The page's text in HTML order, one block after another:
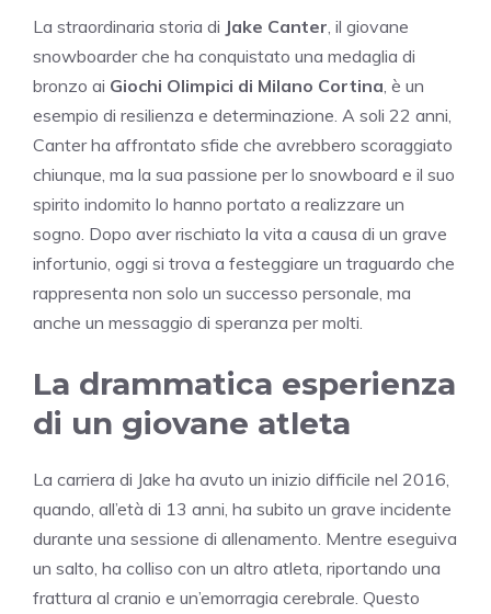
La straordinaria storia di Jake Canter , il giovane
snowboarder che ha conquistato una medaglia di
bronzo ai Giochi Olimpici di Milano Cortina , è un
esempio di resilienza e determinazione. A soli 22 anni,
Canter ha affrontato sfide che avrebbero scoraggiato
chiunque, ma la sua passione per lo snowboard e il suo
spirito indomito lo hanno portato a realizzare un
sogno. Dopo aver rischiato la vita a causa di un grave
infortunio, oggi si trova a festeggiare un traguardo che
rappresenta non solo un successo personale, ma
anche un messaggio di speranza per molti.
La drammatica esperienza
di un giovane atleta
La carriera di Jake ha avuto un inizio difficile nel 2016,
quando, all’età di 13 anni, ha subito un grave incidente
durante una sessione di allenamento. Mentre eseguiva
un salto, ha colliso con un altro atleta, riportando una
frattura al cranio e un’emorragia cerebrale. Questo